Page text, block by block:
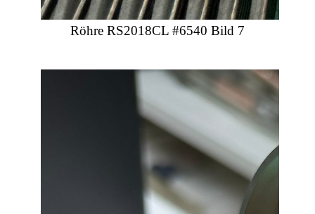
Röhre RS2018CL #6540 Bild 7